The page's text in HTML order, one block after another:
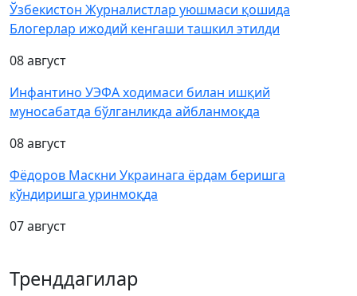
Ўзбекистон Журналистлар уюшмаси қошида
Блогерлар ижодий кенгаши ташкил этилди
08 август
Инфантино УЭФА ходимаси билан ишқий
муносабатда бўлганликда айбланмоқда
08 август
Фёдоров Маскни Украинага ёрдам беришга
кўндиришга уринмоқда
07 август
Тренддагилар